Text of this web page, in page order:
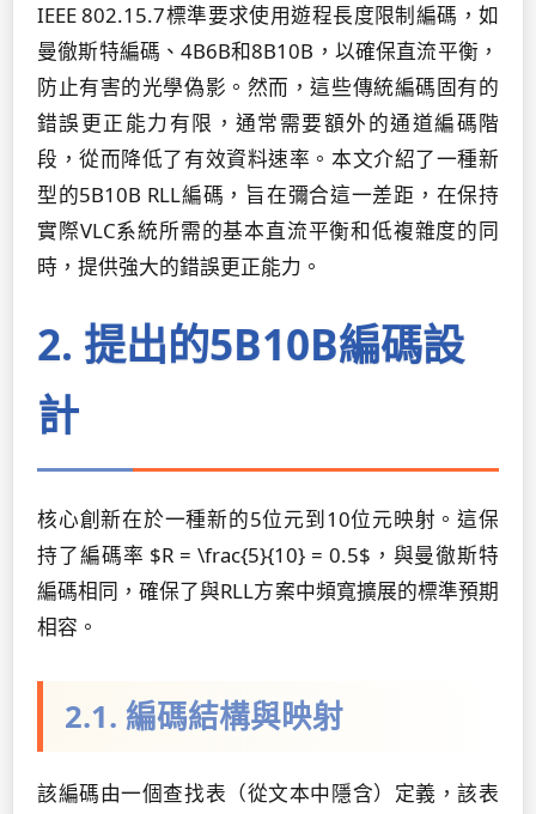
IEEE 802.15.7標準要求使用遊程長度限制編碼，如
曼徹斯特編碼、4B6B和8B10B，以確保直流平衡，
防止有害的光學偽影。然而，這些傳統編碼固有的
錯誤更正能力有限，通常需要額外的通道編碼階
段，從而降低了有效資料速率。本文介紹了一種新
型的5B10B RLL編碼，旨在彌合這一差距，在保持
實際VLC系統所需的基本直流平衡和低複雜度的同
時，提供強大的錯誤更正能力。
2. 提出的5B10B編碼設
計
核心創新在於一種新的5位元到10位元映射。這保
持了編碼率 $R = \frac{5}{10} = 0.5$，與曼徹斯特
編碼相同，確保了與RLL方案中頻寬擴展的標準預期
相容。
2.1. 編碼結構與映射
該編碼由一個查找表（從文本中隱含）定義，該表